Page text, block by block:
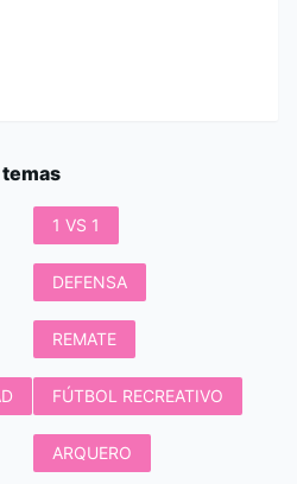
1 VS 1
DEFENSA
REMATE
FÚTBOL RECREATIVO
ARQUERO